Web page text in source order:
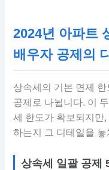
2024년 아파트
배우자 공제의
상속세의 기본 면제
공제로 나뉩니다. 이
세 한도가 확보되지만,
하는지 그 디테일을
상속세 일괄 공제